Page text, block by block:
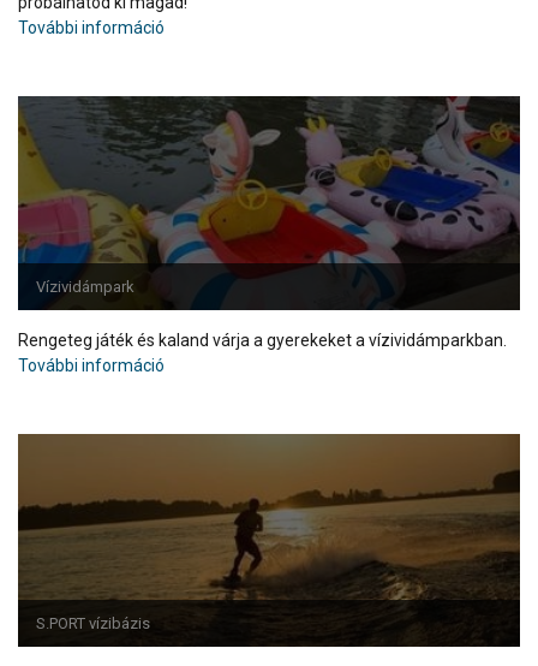
További információ
Vízividámpark
Rengeteg játék és kaland várja a gyerekeket a vízividámparkban.
További információ
S.PORT vízibázis